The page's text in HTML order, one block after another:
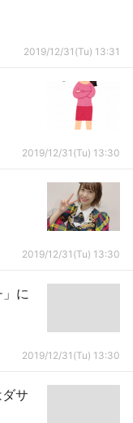
2019/12/31(Tu) 13:31
2019/12/31(Tu) 13:30
2019/12/31(Tu) 13:30
に
2019/12/31(Tu) 13:30
サ